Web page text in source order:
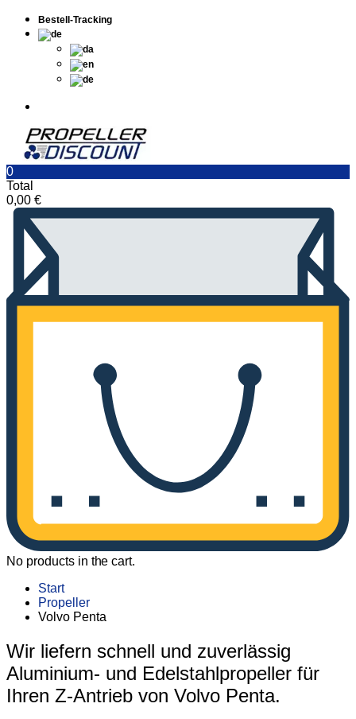
Bestell-Tracking
0
Total
0,00 €
No products in the cart.
Start
Propeller
Volvo Penta
Wir liefern schnell und zuverlässig
Aluminium- und Edelstahlpropeller für
Ihren Z-Antrieb von Volvo Penta.